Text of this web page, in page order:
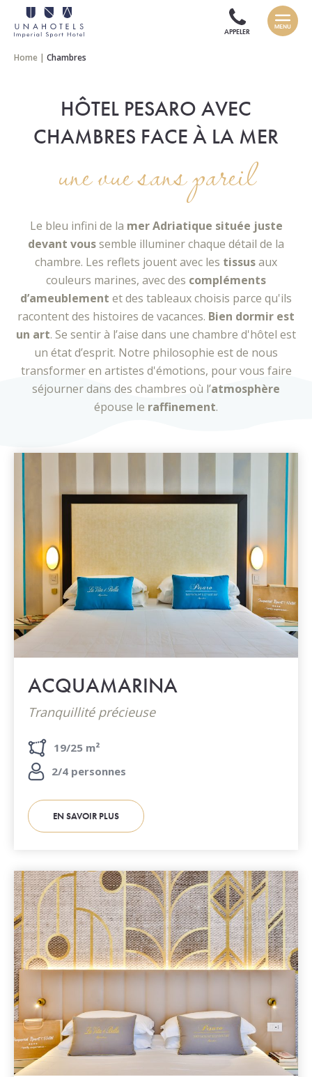
APPELER
Home | Chambres
HÔTEL PESARO AVEC
CHAMBRES FACE À LA MER
une vue sans pareil
Le bleu infini de la mer Adriatique située juste
devant voussemble illuminer chaque détail de la
chambre. Les reflets jouent avec les tissusaux
couleurs marines, avec des compléments
d’ameublement et des tableaux choisis parce qu'ils
racontent des histoires de vacances. Bien dormir est
un art. Se sentir à l’aise dans une chambre d'hôtel est
un état d’esprit. Notre philosophie est de nous
transformer en artistes d'émotions, pour vous faire
séjourner dans des chambres où l’atmosphère
épouse le raffinement.
ACQUAMARINA
Tranquillité précieuse
19/25 m²
2/4 personnes
EN SAVOIR PLUS